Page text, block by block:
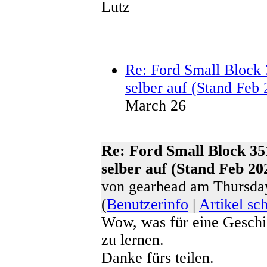
Lutz
Re: Ford Small Block
selber auf (Stand Feb
March 26
Re: Ford Small Block
selber auf (Stand Feb
von gearhead am
(Benutzerinfo | Artikel
Wow, was für eine
zu lernen.
Danke fürs teilen.